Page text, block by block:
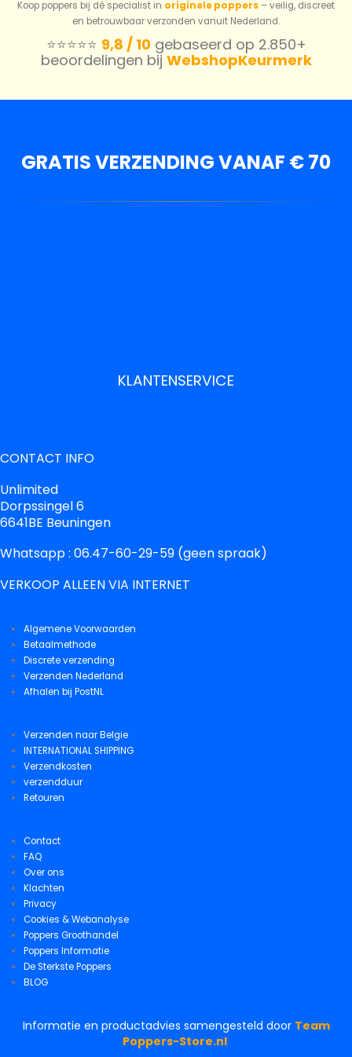
Koop poppers bij dé specialist in originele poppers – veilig, discreet
en betrouwbaar verzonden vanuit Nederland.
⭐️⭐️⭐️⭐️⭐️ 9,8 / 10gebaseerd op 2.850+
beoordelingen bij WebshopKeurmerk
GRATIS VERZENDING VANAF € 70
KLANTENSERVICE
CONTACT INFO
Unlimited
Dorpssingel 6
6641BE Beuningen
Whatsapp : 06.47-60-29-59 (geen spraak)
VERKOOP ALLEEN VIA INTERNET
Algemene Voorwaarden
Betaalmethode
Discrete verzending
Verzenden Nederland
Afhalen bij PostNL
Verzenden naar Belgie
INTERNATIONAL SHIPPING
Verzendkosten
verzendduur
Retouren
Contact
FAQ
Over ons
Klachten
Privacy
Cookies & Webanalyse
Poppers Groothandel
Poppers Informatie
De Sterkste Poppers
BLOG
Informatie en productadvies samengesteld door Team
Poppers-Store.nl.